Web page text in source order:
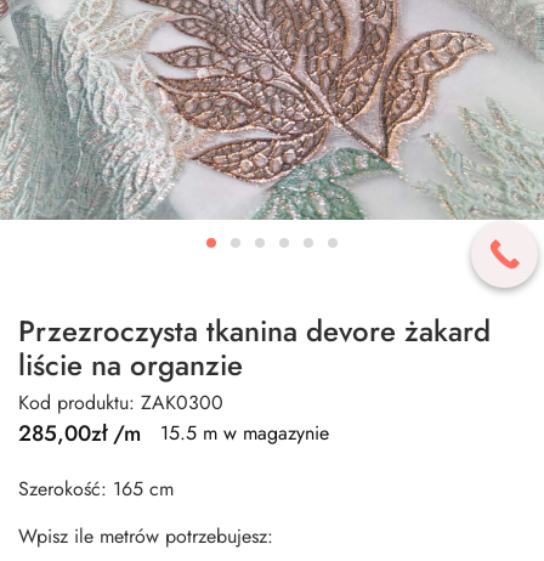
Przezroczysta tkanina devore żakard
liście na organzie
Kod produktu: ZAK0300
285,00zł/m
15.5 m w magazynie
Szerokość: 165 cm
Wpisz ile metrów potrzebujesz: